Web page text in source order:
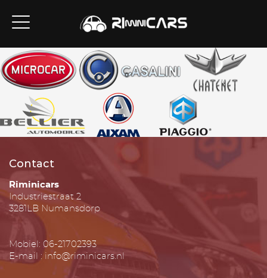
Contact
Riminicars
Industriestraat 2
3281LB Numansdorp
Mobiel: 06-21702393
E-mail : info@riminicars.nl